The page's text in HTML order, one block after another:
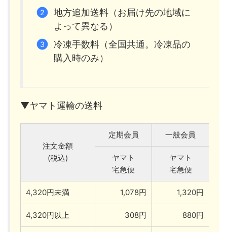
地方追加送料（お届け先の地域に
よって異なる）
冷凍手数料（全国共通。冷凍品の
購入時のみ）
▼ヤマト運輸の送料
注文金額
(税込)
定期会員 一般会員
ヤマト
宅急便
ヤマト
宅急便
4,320円未満 1,078円 1,320円
4,320円以上 308円 880円